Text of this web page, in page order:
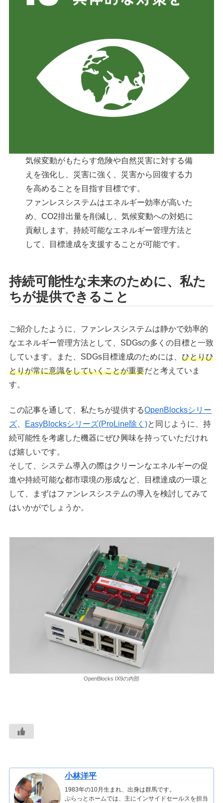
気候変動がもたらす危険や自然災害に対する備
えを強化し、災害に強く、災害から回復する力
を高めることを目指す目標です。
ファンレスシステムはエネルギー効率が高いた
め、CO2排出量を削減し、気候変動への対処に
貢献します。持続可能なエネルギー管理方法と
して、目標達成を支援することが可能です。
持続可能性な未来のために、私た
ちが提供できること
ご紹介したように、ファンレスシステムは静かで効率的
なエネルギー管理方法として、SDGsの多くの目標と一致
しています。また、SDGs目標達成のためには、ひとりひ
とりが常に意識をしていくことが重要だと考えていま
す。
この記事を通して、私たちが提供するOpenBlocksシリー
ズ
EasyBlocksシリーズ(ProLine除く)と同じように、持
続可能性を考慮した機器にぜひ興味を持っていただけれ
ば嬉しいです。
そして、システム導入の際はクリーンなエネルギーの促
進や持続可能な都市環境の形成など、目標達成の一環と
して、まずはファンレスシステムの導入を検討してみて
はいかがでしょうか。
OpenBlocks IX9の内部
小林洋平
1983年の10月生まれ、出身は群馬です。
ぷらっとホームでは、主にインサイドセールスを担当